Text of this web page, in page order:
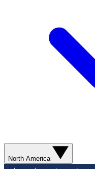
North America